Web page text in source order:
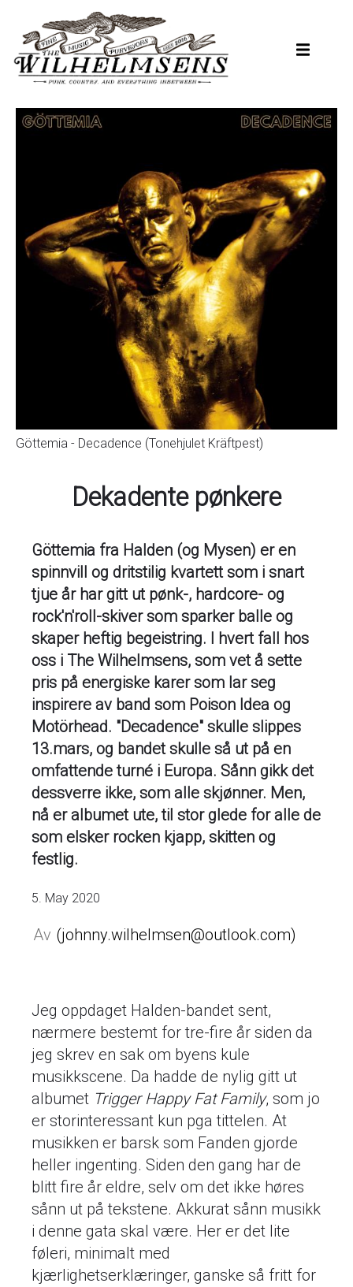
hovedinnhold
Göttemia - Decadence (Tonehjulet Kräftpest)
Dekadente pønkere
Göttemia fra Halden (og Mysen) er en
spinnvill og dritstilig kvartett som i snart
tjue år har gitt ut pønk-, hardcore- og
rock'n'roll-skiver som sparker balle og
skaper heftig begeistring. I hvert fall hos
oss i The Wilhelmsens, som vet å sette
pris på energiske karer som lar seg
inspirere av band som Poison Idea og
Motörhead. "Decadence" skulle slippes
13.mars, og bandet skulle så ut på en
omfattende turné i Europa. Sånn gikk det
dessverre ikke, som alle skjønner. Men,
nå er albumet ute, til stor glede for alle de
som elsker rocken kjapp, skitten og
festlig.
5. May 2020
johnny.wilhelmsen@outlook.com
Jeg oppdaget Halden-bandet sent,
nærmere bestemt for tre-fire år siden da
jeg skrev en sak om byens kule
musikkscene. Da hadde de nylig gitt ut
albumet Trigger Happy Fat Family, som jo
er storinteressant kun pga tittelen. At
musikken er barsk som Fanden gjorde
heller ingenting. Siden den gang har de
blitt fire år eldre, selv om det ikke høres
sånn ut på tekstene. Akkurat sånn musikk
i denne gata skal være. Her er det lite
føleri, minimalt med
kjærlighetserklæringer, ganske så fritt for